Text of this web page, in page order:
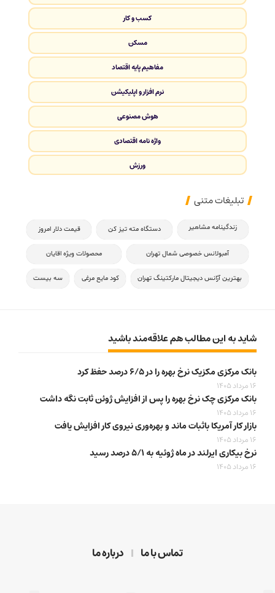
کسب و کار
مسکن
مفاهیم پایه اقتصاد
نرم افزار و اپلیکیشن
هوش مصنوعی
واژه نامه اقتصادی
ورزش
تبلیغات متنی
زندگینامه مشاهیر دستگاه مته تیز کن قیمت دلار امروز
آمبولانس خصوصی شمال تهران محصولات ویژه اقایان
بهترین آژانس دیجیتال مارکتینگ تهران کود مایع مرغی سه بیست
شاید به این مطالب هم علاقه‌مند باشید
بانک مرکزی مکزیک نرخ بهره را در ۶/۵ درصد حفظ کرد
16 مرداد 1405
بانک مرکزی چک نرخ بهره را پس از افزایش ژوئن ثابت نگه داشت
16 مرداد 1405
بازار کار آمریکا باثبات ماند و بهره‌وری نیروی کار افزایش یافت
16 مرداد 1405
نرخ بیکاری ایرلند در ماه ژوئیه به ۵/۱ درصد رسید
16 مرداد 1405
تماس با ما درباره ما